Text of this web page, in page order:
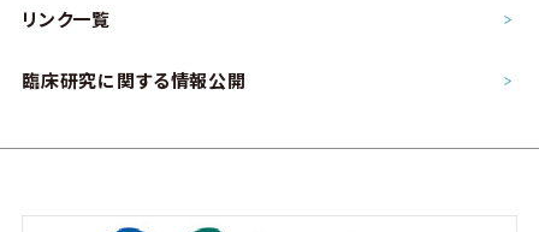
リンク一覧
臨床研究に関する情報公開